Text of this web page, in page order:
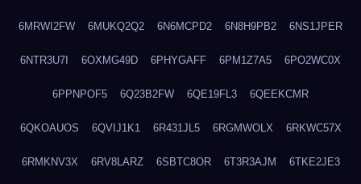
6MRWI2FW 6MUKQ2Q2 6N6MCPD2 6N8H9PB2 6NS1JPER
6NTR3U7I 6OXMG49D 6PHYGAFF 6PM1Z7A5 6PO2WC0X
6PPNPOF5 6Q23B2FW 6QE19FL3 6QEEKCMR
6QKOAUOS 6QVIJ1K1 6R431JL5 6RGMWOLX 6RKWC57X
6RMKNV3X 6RV8LARZ 6SBTC8OR 6T3R3AJM 6TKE2JE3